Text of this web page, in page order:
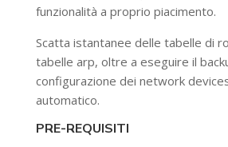
funzionalità a proprio piacimento.
Scatta istantanee delle tabelle di
tabelle arp, oltre a eseguire il
configurazione dei network
automatico.
PRE-REQUISITI